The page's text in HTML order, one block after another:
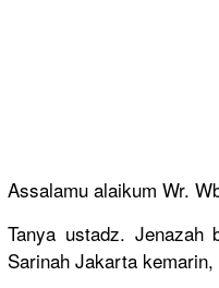
Assalamu alaikum Wr.
Tanya ustadz.
Sarinah Jakarta